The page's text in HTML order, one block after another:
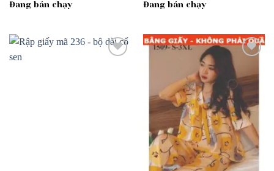
Đang bán chạy
Đang bán chạy
Add to
wishlist